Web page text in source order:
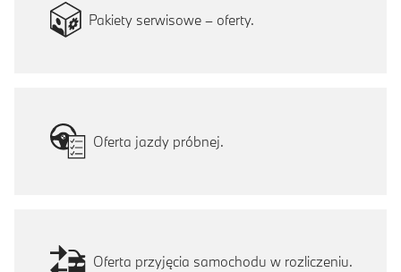
Pakiety serwisowe – oferty.
Oferta jazdy próbnej.
Oferta przyjęcia samochodu w rozliczeniu.